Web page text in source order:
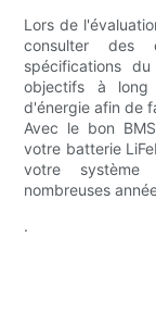
Lors de
consulter des
spécifications
objectifs à
d'énergie afin de
Avec le bon
votre batterie
votre
nombreuses
.